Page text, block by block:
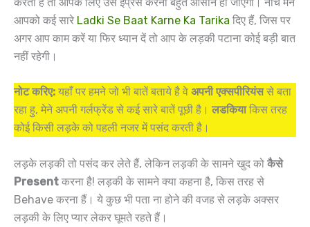
आपको कई सारे Ladki Se Baat Karne Ka Tarika दिए हैं, जिस पर
अगर आप काम करें या फिर ध्यान दें तो आप के लड़की पटाना कोई बड़ी बात
नहीं रहेगी।
नोट करिए: यहाँ पर हमने जो भी बातें बताये है वे अपनी एक्सपीरियंससे बता
रहा हु, मेने अपनी गर्लफ्रेंड से कई सारे बातें पूछी है। लडकियाकिस तरह
कोई किसी लड़के को पहली नजर में पसंद करती है।
लड़के लड़की तो पसंद कर लेते हैं, लेकिन लड़की के सामने खुद को कैसे
Present करना है! लड़की के सामने क्या कहना है, किस तरह से
Behave करना हैं। ये कुछ भी पता ना होने की वजह से लड़के अक्सर
लड़की के लिए प्यार लेकर घूमते रहते हैं।